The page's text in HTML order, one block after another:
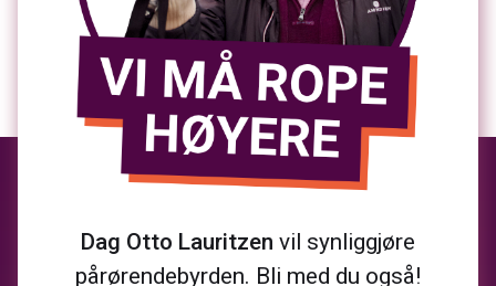
Dag Otto Lauritzen vil synliggjøre
pårørendebyrden. Bli med du også!